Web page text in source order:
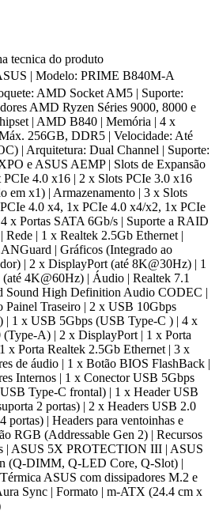
tecnica do produto
| Modelo: PRIME B840M-A
AMD Socket AM5 | Suporte:
AMD Ryzen Séries 9000, 8000 e
| AMD B840 | Memória | 4 x
256GB, DDR5 | Velocidade: Até
| Arquitetura: Dual Channel | Suporte:
e ASUS AEMP | Slots de Expansão
PCIe 4.0 x16 | 2 x Slots PCIe 3.0 x16
em x1) | Armazenamento | 3 x Slots
4.0 x4, 1x PCIe 4.0 x4/x2, 1x PCIe
x Portas SATA 6Gb/s | Suporte a RAID
Rede | 1 x Realtek 2.5Gb Ethernet |
| Gráficos (Integrado ao
| 2 x DisplayPort (até 8K@30Hz) | 1
4K@60Hz) | Áudio | Realtek 7.1
Sound High Definition Audio CODEC |
Painel Traseiro | 2 x USB 10Gbps
| 1 x USB 5Gbps (USB Type-C ) | 4 x
A) | 2 x DisplayPort | 1 x Porta
x Porta Realtek 2.5Gb Ethernet | 3 x
de áudio | 1 x Botão BIOS FlashBack |
Internos | 1 x Conector USB 5Gbps
Type-C frontal) | 1 x Header USB
2 portas) | 2 x Headers USB 2.0
portas) | Headers para ventoinhas e
RGB (Addressable Gen 2) | Recursos
| ASUS 5X PROTECTION III | ASUS
(Q-DIMM, Q-LED Core, Q-Slot) |
ASUS com dissipadores M.2 e
Sync | Formato | m-ATX (24.4 cm x